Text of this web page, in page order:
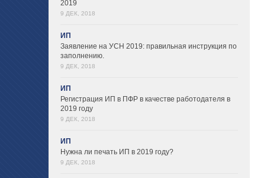
2019
9 ДЕК, 2018
ИП
Заявление на УСН 2019: правильная инструкция по
заполнению.
9 ДЕК, 2018
ИП
Регистрация ИП в ПФР в качестве работодателя в
2019 году
9 ДЕК, 2018
ИП
Нужна ли печать ИП в 2019 году?
9 ДЕК, 2018